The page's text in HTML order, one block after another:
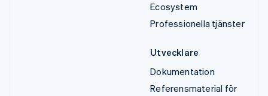
Ecosystem
Professionella tjänster
Utvecklare
Dokumentation
Referensmaterial för